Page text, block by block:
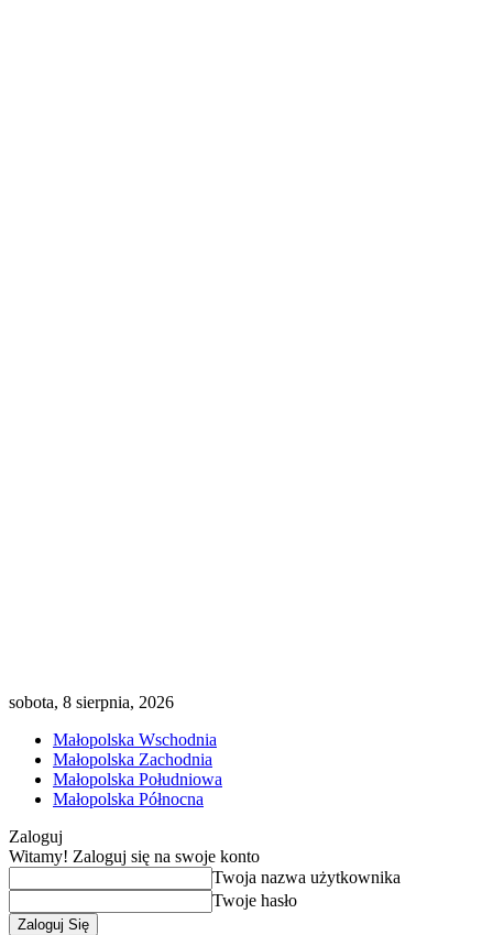
sobota, 8 sierpnia, 2026
Małopolska Wschodnia
Małopolska Zachodnia
Małopolska Południowa
Małopolska Północna
Zaloguj
Witamy! Zaloguj się na swoje konto
Twoja nazwa użytkownika
Twoje hasło